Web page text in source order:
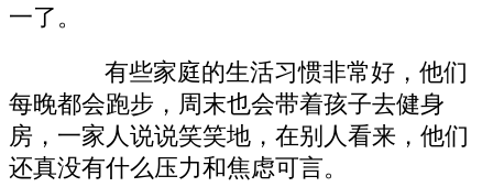
一了。
有些家庭的生活习惯非常好，他们
每晚都会跑步，周末也会带着孩子去健身
房，一家人说说笑笑地，在别人看来，他们
还真没有什么压力和焦虑可言。